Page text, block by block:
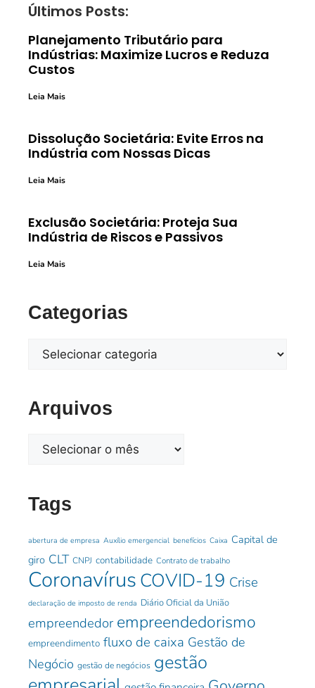
Últimos Posts:
Planejamento Tributário para
Indústrias: Maximize Lucros e Reduza
Custos
Leia Mais
Dissolução Societária: Evite Erros na
Indústria com Nossas Dicas
Leia Mais
Exclusão Societária: Proteja Sua
Indústria de Riscos e Passivos
Leia Mais
Categorias
Arquivos
Tags
abertura de empresa Auxílio emergencial benefícios Caixa Capital de
giro CLT CNPJ contabilidade Contrato de trabalho
Coronavírus COVID-19 Crise
declaração de imposto de renda Diário Oficial da União
empreendedor empreendedorismo
empreendimento fluxo de caixa Gestão de
Negócio gestão de negócios gestão